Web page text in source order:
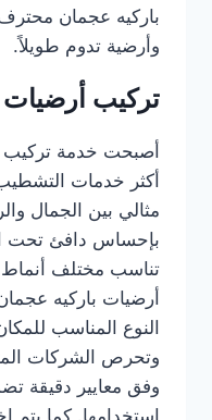
باركيه عجمان
وأرضية تدوم طويلاً.
تركيب أرضيات
أصبحت خدمة تركيب
أكثر خدمات
مثالي بين الجمال
بإحساس دافئ تحت
تناسب مختلف أنماط
أرضيات باركيه
النوع المناسب
وتحرص الشركات
وفق معايير دقيقة